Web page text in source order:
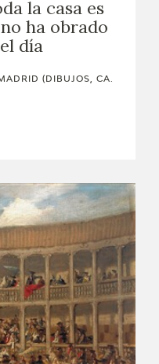
la casa es
ha obrado
día
(DIBUJOS, CA.